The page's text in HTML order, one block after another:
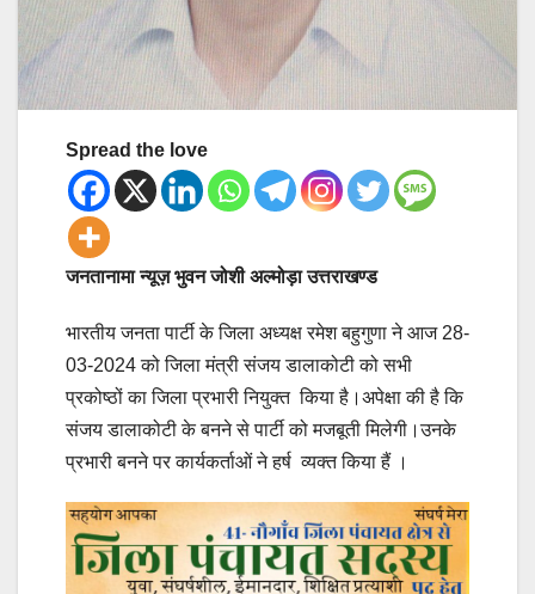
Spread the love
जनतानामा न्यूज़ भुवन जोशी अल्मोड़ा उत्तराखण्ड
भारतीय जनता पार्टी के जिला अध्यक्ष रमेश बहुगुणा ने आज 28-
03-2024 को जिला मंत्री संजय डालाकोटी को सभी
प्रकोष्ठों का जिला प्रभारी नियुक्त किया है।अपेक्षा की है कि
संजय डालाकोटी के बनने से पार्टी को मजबूती मिलेगी।उनके
प्रभारी बनने पर कार्यकर्ताओं ने हर्ष व्यक्त किया हैं ।